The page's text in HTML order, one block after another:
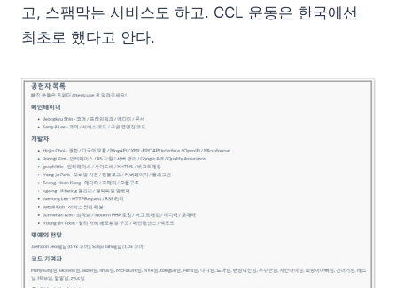
고, 스팸막는 서비스도 하고. CCL 운동은 한국에선
최초로 했다고 안다.